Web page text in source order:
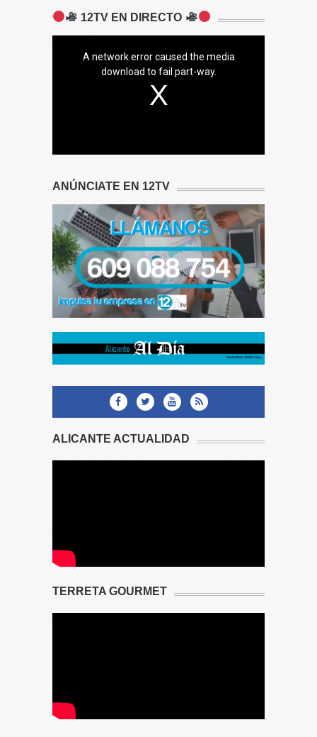
12TV EN DIRECTO
A network error caused the media
download to fail part-way.
ANÚNCIATE EN 12TV
ALICANTE ACTUALIDAD
TERRETA GOURMET